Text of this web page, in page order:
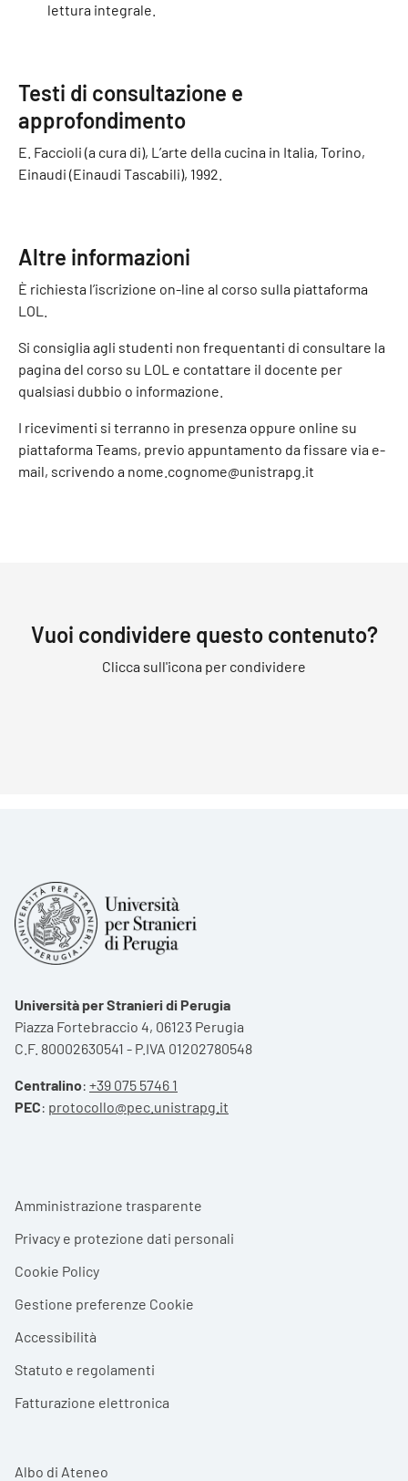
lettura integrale.
Testi di consultazione e
approfondimento
E. Faccioli (a cura di), L’arte della cucina in Italia, Torino,
Einaudi (Einaudi Tascabili), 1992.
Altre informazioni
È richiesta l’iscrizione on-line al corso sulla piattaforma
LOL.
Si consiglia agli studenti non frequentanti di consultare la
pagina del corso su LOL e contattare il docente per
qualsiasi dubbio o informazione.
I ricevimenti si terranno in presenza oppure online su
piattaforma Teams, previo appuntamento da fissare via e-
mail, scrivendo a nome.cognome@unistrapg.it
Vuoi condividere questo contenuto?
Clicca sull'icona per condividere
Università per Stranieri di Perugia
Piazza Fortebraccio 4, 06123 Perugia
C.F. 80002630541 - P.IVA 01202780548
Centralino: +39 075 5746 1
PEC: protocollo@pec.unistrapg.it
Footer menu
Amministrazione trasparente
Privacy e protezione dati personali
Cookie Policy
Gestione preferenze Cookie
Accessibilità
Statuto e regolamenti
Fatturazione elettronica
Albo di Ateneo